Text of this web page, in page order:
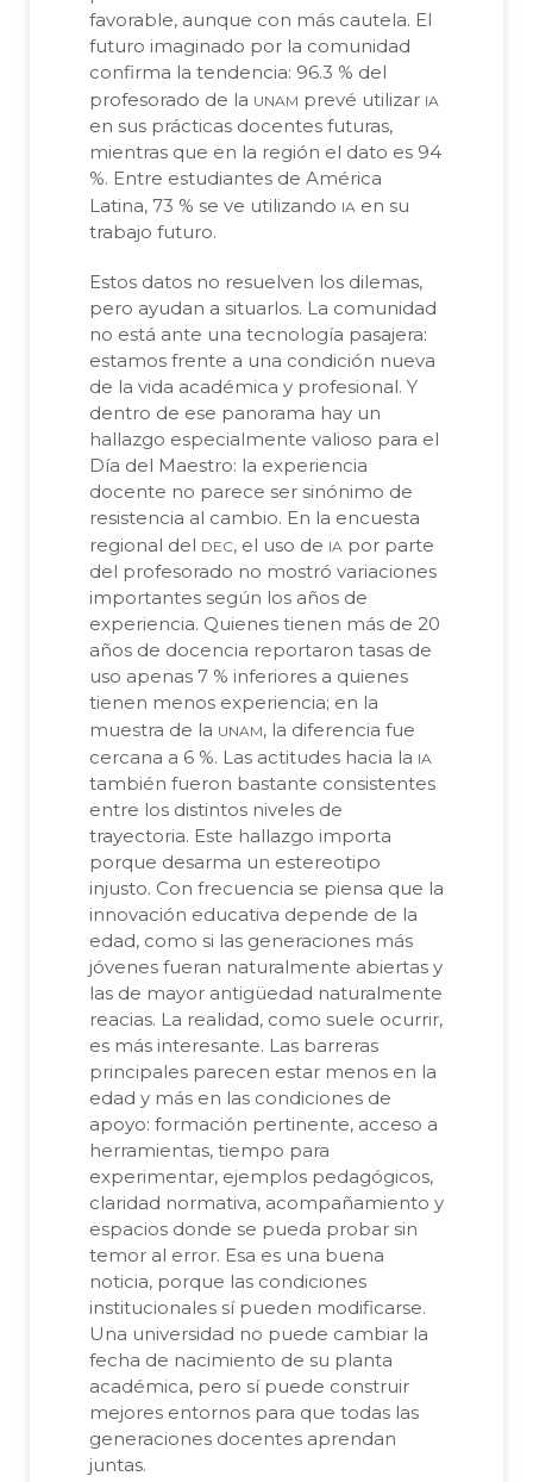
favorable, aunque con más cautela. El
futuro imaginado por la comunidad
confirma la tendencia: 96.3 % del
profesorado de la unam prevé utilizar ia
en sus prácticas docentes futuras,
mientras que en la región el dato es 94
%. Entre estudiantes de América
Latina, 73 % se ve utilizando ia en su
trabajo futuro.
Estos datos no resuelven los dilemas,
pero ayudan a situarlos. La comunidad
no está ante una tecnología pasajera:
estamos frente a una condición nueva
de la vida académica y profesional. Y
dentro de ese panorama hay un
hallazgo especialmente valioso para el
Día del Maestro: la experiencia
docente no parece ser sinónimo de
resistencia al cambio. En la encuesta
regional del dec, el uso de ia por parte
del profesorado no mostró variaciones
importantes según los años de
experiencia. Quienes tienen más de 20
años de docencia reportaron tasas de
uso apenas 7 % inferiores a quienes
tienen menos experiencia; en la
muestra de la unam, la diferencia fue
cercana a 6 %. Las actitudes hacia la ia
también fueron bastante consistentes
entre los distintos niveles de
trayectoria. Este hallazgo importa
porque desarma un estereotipo
injusto. Con frecuencia se piensa que la
innovación educativa depende de la
edad, como si las generaciones más
jóvenes fueran naturalmente abiertas y
las de mayor antigüedad naturalmente
reacias. La realidad, como suele ocurrir,
es más interesante. Las barreras
principales parecen estar menos en la
edad y más en las condiciones de
apoyo: formación pertinente, acceso a
herramientas, tiempo para
experimentar, ejemplos pedagógicos,
claridad normativa, acompañamiento y
espacios donde se pueda probar sin
temor al error. Esa es una buena
noticia, porque las condiciones
institucionales sí pueden modificarse.
Una universidad no puede cambiar la
fecha de nacimiento de su planta
académica, pero sí puede construir
mejores entornos para que todas las
generaciones docentes aprendan
juntas.